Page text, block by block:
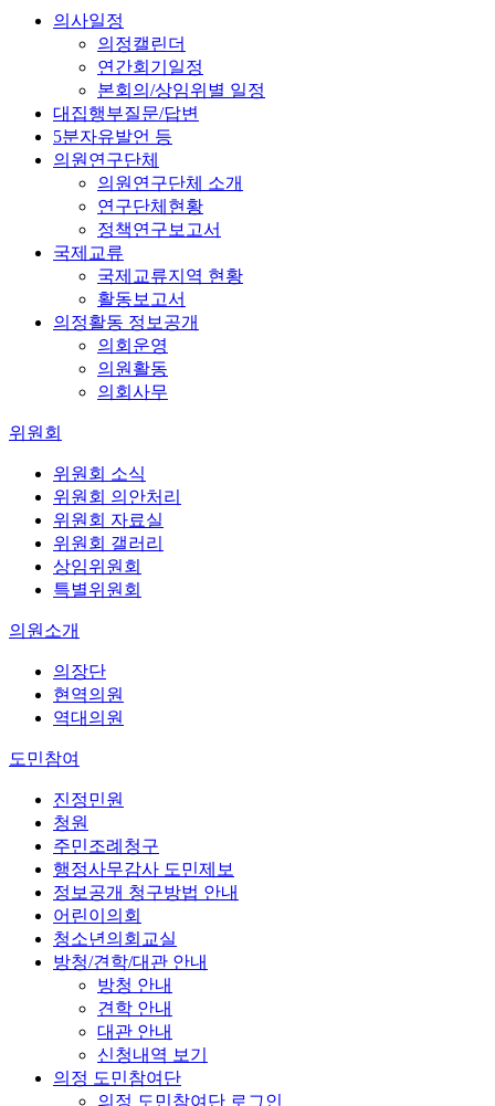
의사일정
의정캘린더
연간회기일정
본회의/상임위별 일정
대집행부질문/답변
5분자유발언 등
의원연구단체
의원연구단체 소개
연구단체현황
정책연구보고서
국제교류
국제교류지역 현황
활동보고서
의정활동 정보공개
의회운영
의원활동
의회사무
위원회
위원회 소식
위원회 의안처리
위원회 자료실
위원회 갤러리
상임위원회
특별위원회
의원소개
의장단
현역의원
역대의원
도민참여
진정민원
청원
주민조례청구
행정사무감사 도민제보
정보공개 청구방법 안내
어린이의회
청소년의회교실
방청/견학/대관 안내
방청 안내
견학 안내
대관 안내
신청내역 보기
의정 도민참여단
의정 도민참여단 로그인